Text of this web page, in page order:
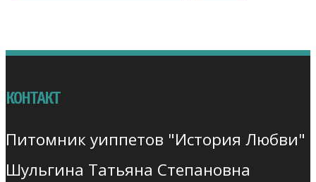
КОНТАКТ
Питомник уиппетов "История Любви"
Шульгина Татьяна Степановна